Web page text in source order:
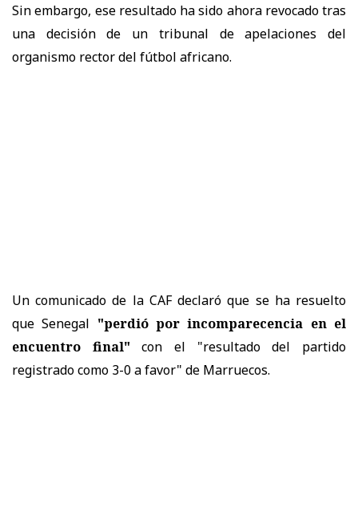
Sin embargo, ese resultado ha sido ahora revocado tras
una decisión de un tribunal de apelaciones del
organismo rector del fútbol africano.
Un comunicado de la CAF declaró que se ha resuelto
que Senegal "perdió por incomparecencia en el
encuentro final" con el "resultado del partido
registrado como 3-0 a favor" de Marruecos.